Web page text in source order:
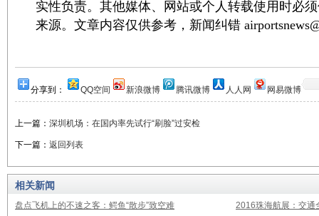
实性负责。其他媒体、网站或个人转载使用时必
来源。文章内容仅供参考，新闻纠错
分享到： QQ空间 新浪微博 腾讯微博 人人网 网易微博
上一篇： 深圳机场：在国内率先试行“刷脸”过安检
下一篇： 返回列表
相关新闻
盘点飞机上的不速之客：鳄鱼“散步”致空难
2016珠海航展：交通